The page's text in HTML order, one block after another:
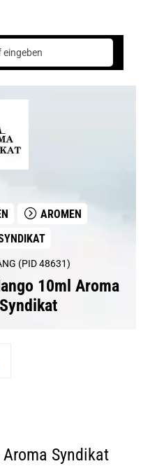
Syndikat
AROMEN
(PID 48631)
10ml Aroma
Syndikat